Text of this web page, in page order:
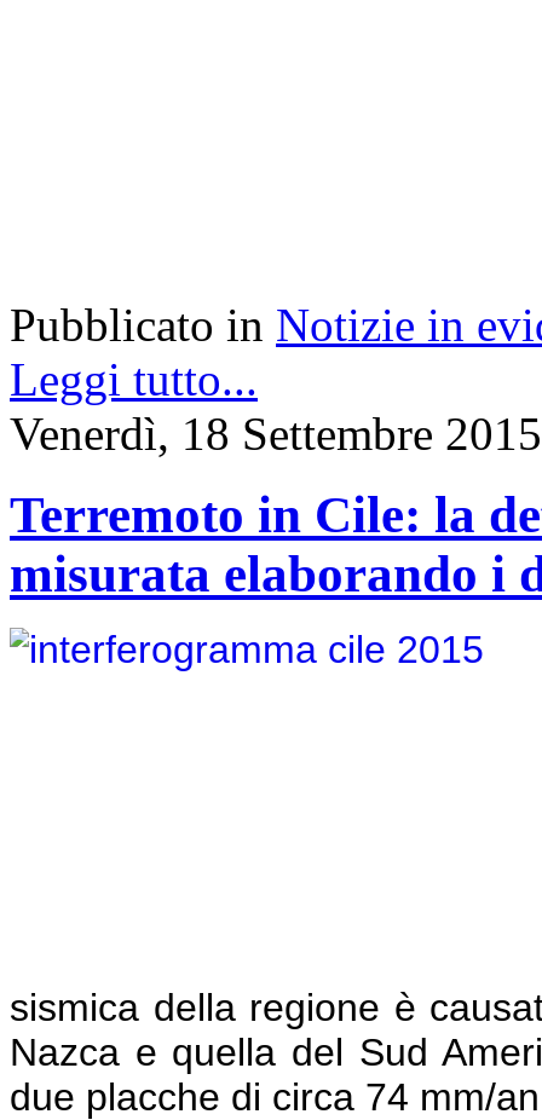
Pubblicato in Notizie in
Leggi tutto...
Venerdì, 18 Settembre
Terremoto in Cile: la
misurata elaborando i
sismica della regione è
Nazca e quella del Sud
due placche di circa 74 mm/